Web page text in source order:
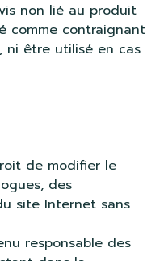
non lié au produit
comme contraignant
ni être utilisé en cas
de modifier le
des
site Internet sans
responsable des